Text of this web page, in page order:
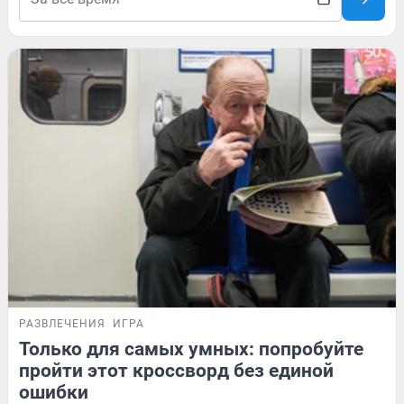
РАЗВЛЕЧЕНИЯ ИГРА
Только для самых умных: попробуйте
пройти этот кроссворд без единой
ошибки